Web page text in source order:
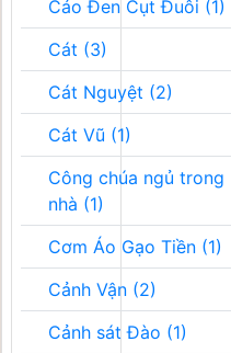
Cáo Đen Cụt Đuôi (1)
Cát (3)
Cát Nguyệt (2)
Cát Vũ (1)
Công chúa ngủ trong
nhà (1)
Cơm Áo Gạo Tiền (1)
Cảnh Vận (2)
Cảnh sát Đào (1)